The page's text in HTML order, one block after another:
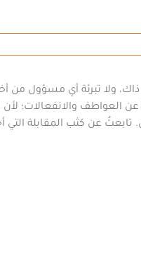
ولا تبرئة أي مسؤول من
عن العواطف والانفعالات؛
تابعتُ عن كثب المقابلة التي